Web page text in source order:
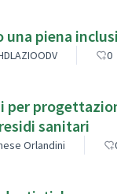
una piena
0
per
sanitari
Orlandini